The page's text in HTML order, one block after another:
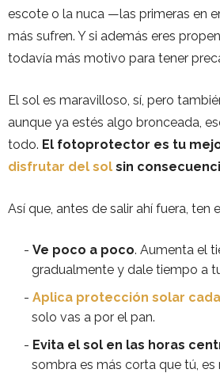
escote o la nuca —las primeras en
más sufren. Y si además eres
todavía más motivo para tener
El sol es maravilloso, sí, pero
aunque ya estés algo bronceada,
todo. El fotoprotector es tu
disfrutar del sol sin
Así que, antes de salir ahí fuera, ten
Ve poco a poco. Aumenta el
gradualmente y dale tiempo a
Aplica protección solar
solo vas a por el pan.
Evita el sol en las horas
sombra es más corta que tú, es